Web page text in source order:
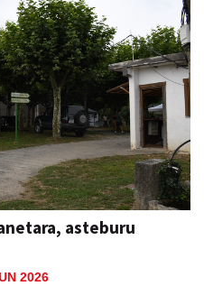
asteburu
2026